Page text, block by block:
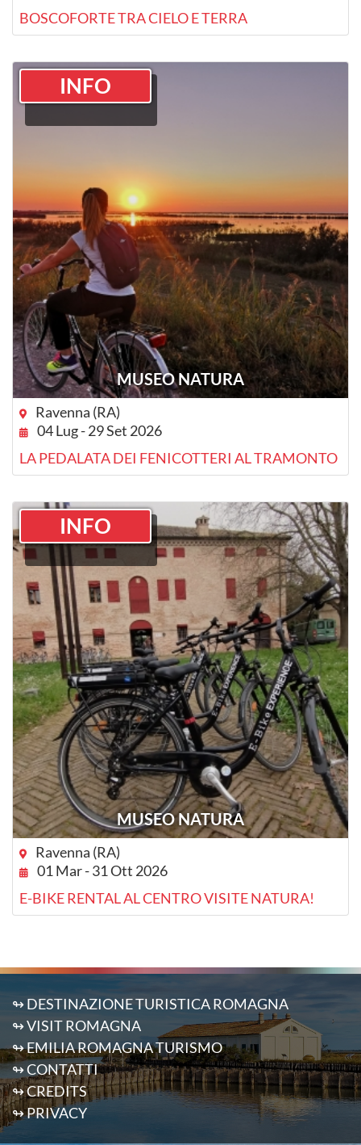
BOSCOFORTE TRA CIELO E TERRA
MUSEO NATURA
INFO
Ravenna (RA)
04 Lug - 29 Set 2026
LA PEDALATA DEI FENICOTTERI AL TRAMONTO
MUSEO NATURA
INFO
Ravenna (RA)
01 Mar - 31 Ott 2026
E-BIKE RENTAL AL CENTRO VISITE NATURA!
↬ DESTINAZIONE TURISTICA ROMAGNA
↬ VISIT ROMAGNA
↬ EMILIA ROMAGNA TURISMO
↬ CONTATTI
↬ CREDITS
↬ PRIVACY